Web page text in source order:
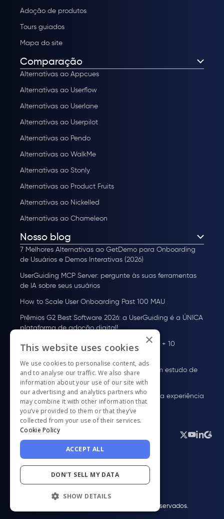
Adoção de produtos
Tours guiados
Mapa do site
Comparação
Alternativas ao Appcues
Alternativas ao Userflow
Alternativas ao Userlane
Alternativas ao Userpilot
Alternativas ao Pendo
Alternativas ao WalkMe
Alternativas ao Stonly
Alternativas ao Product Fruits
Alternativas ao Nickelled
Alternativas ao Chameleon
Nosso blog
7 Melhores Alternativas ao GetDemo para Onboarding
de Usuários e Demos Interativas (2026)
UserGuiding MCP Server: pergunte às suas ferramentas
de IA sobre seus usuários
How to Scale User Onboarding Past 100 MAU
Prêmios G2 Best Software 2026: a UserGuiding é a ÚNICA
plataforma de adoção digital!
Plataforma de adoção de usuários: o que é + 10
melhores ferramentas para 2026
Onboarding de Usuários em HealthTech: Um estudo de
13 plataformas
Exemplos de Guias In-App: Como melhorar a experiência
do usuário
Português
© UserGuiding 2026 - Todos os direitos reservados.
×
This website uses cookies
We use cookies to personalise content, ads
and to analyse our traffic. We also share
information about your use of our site with
our advertising and analytics partners who
may combine it with other information that
you’ve provided to them or that they’ve
collected from your use of their services.
Cookie Policy
ACCEPT ALL
DON'T SELL MY DATA
SHOW DETAILS